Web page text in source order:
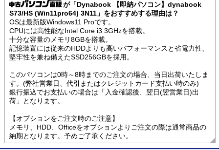
が「Dynabook 【即納パソコン】dynabook
S73/HS (Win11pro64) 3N11」をおすすめする理由は？
OSは最新版Windows11 Proです。
CPUには高性能なIntel Core i3 3GHzを搭載。
十分な容量のメモリ8GBを搭載。
記憶装置には従来のHDDよりも高いパフォーマンスと省電力性、
堅牢性を兼ね備えたSSD256GBを採用。
このパソコンは0時～8時までのご注文の場合、当日出荷いたしま
す。(弊社営業日、代引またはクレジットカード支払い時のみ)
銀行振込でお支払いの場合は「入金確認後、翌日(翌営業日)出
荷」となります。
【オプションをご注文時のご注意】
メモリ、HDD、Officeをオプションよりご注文の際は通常商品の
納期となります。予めご了承ください。